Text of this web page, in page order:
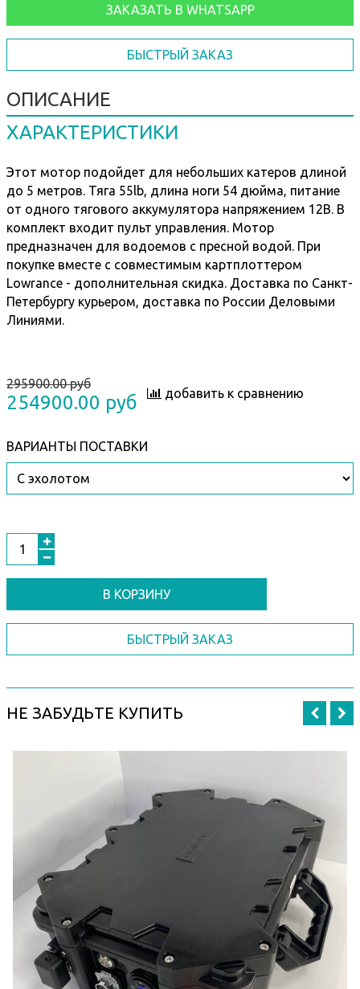
ЗАКАЗАТЬ В WHATSAPP
БЫСТРЫЙ ЗАКАЗ
ОПИСАНИЕ
ХАРАКТЕРИСТИКИ
Этот мотор подойдет для небольших катеров длиной
до 5 метров. Тяга 55lb, длина ноги 54 дюйма, питание
от одного тягового аккумулятора напряжением 12В. В
комплект входит пульт управления. Мотор
предназначен для водоемов с пресной водой. При
покупке вместе с совместимым картплоттером
Lowrance - дополнительная скидка. Доставка по Санкт-
Петербургу курьером, доставка по России Деловыми
Линиями.
295900.00 руб
254900.00 руб добавить к сравнению
ВАРИАНТЫ ПОСТАВКИ
В КОРЗИНУ
БЫСТРЫЙ ЗАКАЗ
НЕ ЗАБУДЬТЕ КУПИТЬ